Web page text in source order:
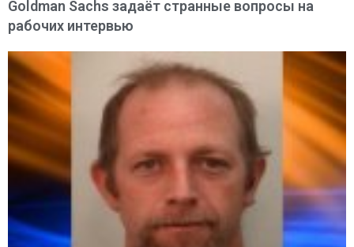
Goldman Sachs задаёт странные вопросы на
рабочих интервью